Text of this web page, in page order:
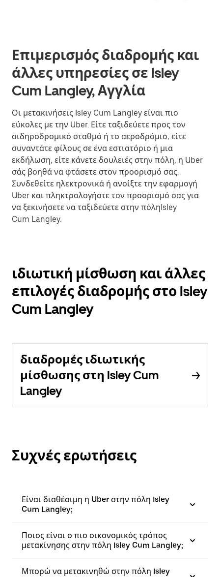
Επιμερισμός διαδρομής και
άλλες υπηρεσίες σε Isley
Cum Langley, Αγγλία
Οι μετακινήσεις Isley Cum Langley είναι πιο
εύκολες με την Uber. Είτε ταξιδεύετε προς τον
σιδηροδρομικό σταθμό ή το αεροδρόμιο, είτε
συναντάτε φίλους σε ένα εστιατόριο ή μια
εκδήλωση, είτε κάνετε δουλειές στην πόλη, η Uber
σάς βοηθά να φτάσετε στον προορισμό σας.
Συνδεθείτε ηλεκτρονικά ή ανοίξτε την εφαρμογή
Uber και πληκτρολογήστε τον προορισμό σας για
να ξεκινήσετε να ταξιδεύετε στην πόληIsley
Cum Langley.
ιδιωτική μίσθωση και άλλες
επιλογές διαδρομής στο Isley
Cum Langley
διαδρομές ιδιωτικής
μίσθωσης στη Isley Cum
Langley
Συχνές ερωτήσεις
Είναι διαθέσιμη η Uber στην πόλη Isley
Cum Langley;
Ποιος είναι ο πιο οικονομικός τρόπος
μετακίνησης στην πόλη Isley Cum Langley;
Μπορώ να μετακινηθώ στην πόλη Isley